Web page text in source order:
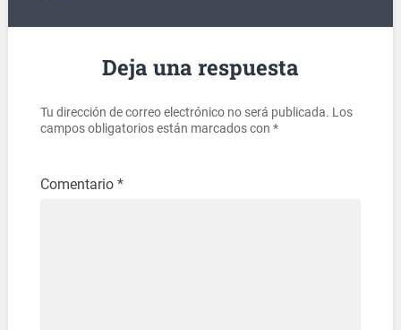
Deja una respuesta
Tu dirección de correo electrónico no será publicada. Los
campos obligatorios están marcados con *
Comentario *